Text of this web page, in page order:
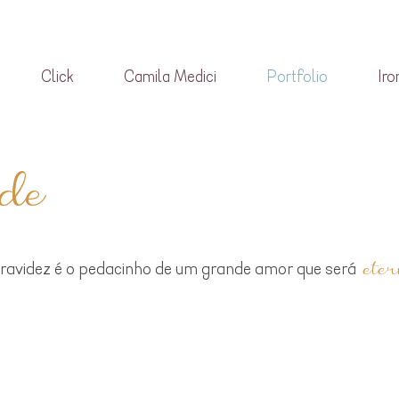
Click Camila Medici Portfolio
é o pedacinho de um grande amor que será